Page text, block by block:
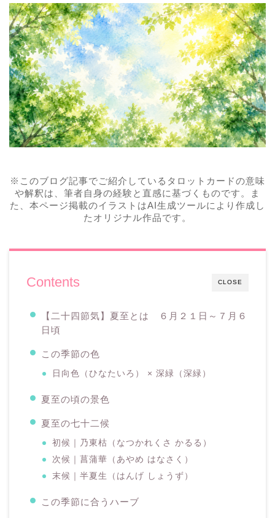
※このブログ記事でご紹介しているタロットカードの意味
や解釈は、筆者自身の経験と直感に基づくものです。ま
た、本ページ掲載のイラストはAI生成ツールにより作成し
たオリジナル作品です。
CLOSE
Contents
【二十四節気】夏至とは ６月２１日～７月６
日頃
この季節の色
日向色（ひなたいろ） × 深緑（深緑）
夏至の頃の景色
夏至の七十二候
初候｜乃東枯（なつかれくさ かるる）
次候｜菖蒲華（あやめ はなさく）
末候｜半夏生（はんげ しょうず）
この季節に合うハーブ